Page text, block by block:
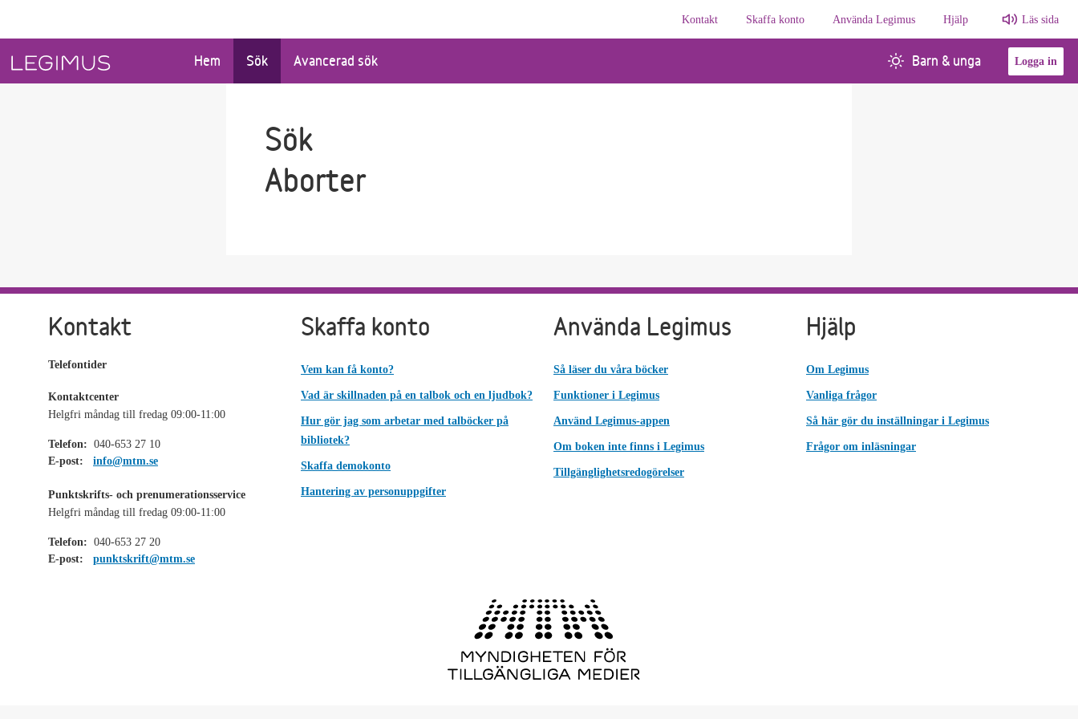
Kontakt
Skaffa konto Använda Legimus Hjälp Läs sida
Hem Sök Avancerad sök Barn & unga Logga in
Sök
Aborter
Kontakt
Telefontider
Kontaktcenter
Helgfri måndag till fredag 09:00-11:00
Telefon: 040-653 27 10
E-post:
info@mtm.se
Punktskrifts- och prenumerationsservice
Helgfri måndag till fredag 09:00-11:00
Telefon: 040-653 27 20
E-post:
punktskrift@mtm.se
Skaffa konto
Vem kan få konto?
Vad är skillnaden på en talbok och en ljudbok?
Hur gör jag som arbetar med talböcker på
bibliotek?
Skaffa demokonto
Hantering av personuppgifter
Använda Legimus
Så läser du våra böcker
Funktioner i Legimus
Använd Legimus-appen
Om boken inte finns i Legimus
Tillgänglighetsredogörelser
Hjälp
Om Legimus
Vanliga frågor
Så här gör du inställningar i Legimus
Frågor om inläsningar